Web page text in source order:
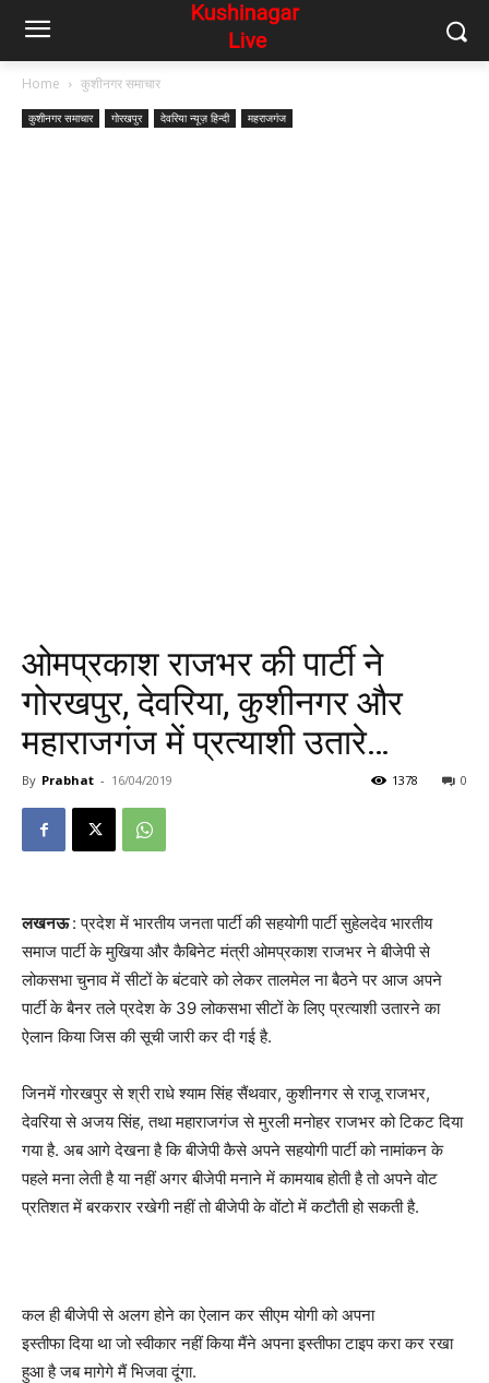
Home कुशीनगर समाचार
कुशीनगर समाचार गोरखपुर देवरिया न्यूज़ हिन्दी महराजगंज
ओमप्रकाश राजभर की पार्टी ने
गोरखपुर, देवरिया, कुशीनगर और
महाराजगंज में प्रत्याशी उतारे…
By Prabhat - 16/04/2019 0
1378
लखनऊ: प्रदेश में भारतीय जनता पार्टी की सहयोगी पार्टी सुहेलदेव भारतीय
समाज पार्टी के मुखिया और कैबिनेट मंत्री ओमप्रकाश राजभर ने बीजेपी से
लोकसभा चुनाव में सीटों के बंटवारे को लेकर तालमेल ना बैठने पर आज अपने
पार्टी के बैनर तले प्रदेश के 39 लोकसभा सीटों के लिए प्रत्याशी उतारने का
ऐलान किया जिस की सूची जारी कर दी गई है.
जिनमें गोरखपुर से श्री राधे श्याम सिंह सैंथवार, कुशीनगर से राजू राजभर,
देवरिया से अजय सिंह, तथा महाराजगंज से मुरली मनोहर राजभर को टिकट दिया
गया है. अब आगे देखना है कि बीजेपी कैसे अपने सहयोगी पार्टी को नामांकन के
पहले मना लेती है या नहीं अगर बीजेपी मनाने में कामयाब होती है तो अपने वोट
प्रतिशत में बरकरार रखेगी नहीं तो बीजेपी के वोंटो में कटौती हो सकती है.
कल ही बीजेपी से अलग होने का ऐलान कर सीएम योगी को अपना
इस्तीफा दिया था जो स्वीकार नहीं किया मैंने अपना इस्तीफा टाइप करा कर रखा
हुआ है जब मागेगे मैं भिजवा दूंगा.